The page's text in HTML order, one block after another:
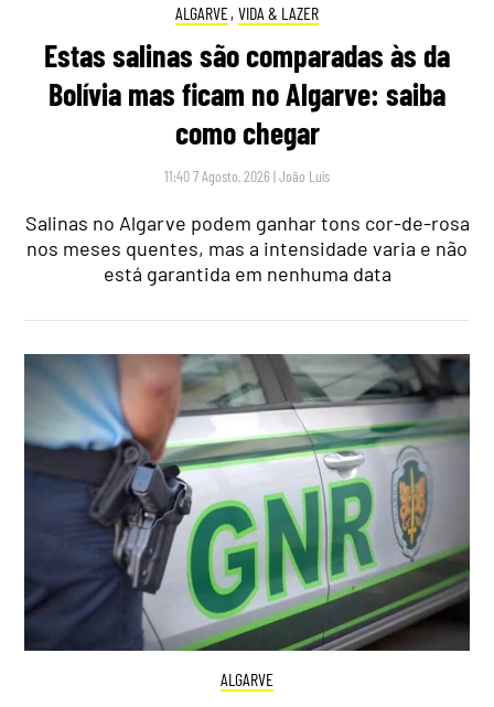
ALGARVE, VIDA & LAZER
Estas salinas são comparadas às da
Bolívia mas ficam no Algarve: saiba
como chegar
11:40 7 Agosto, 2026 |João Luís
Salinas no Algarve podem ganhar tons cor-de-rosa
nos meses quentes, mas a intensidade varia e não
está garantida em nenhuma data
ALGARVE